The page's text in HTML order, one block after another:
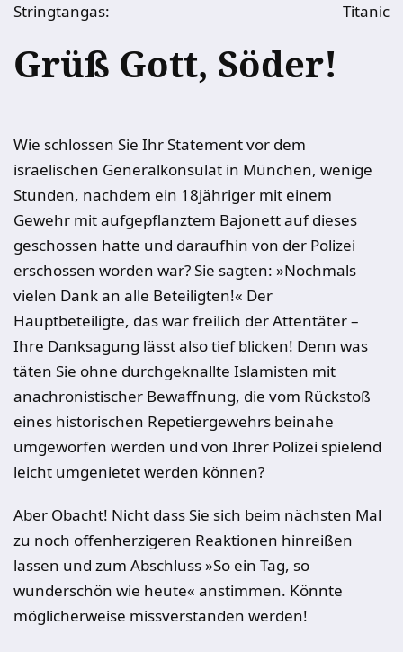
Stringtangas:
Titanic
Grüß Gott, Söder!
Wie schlossen Sie Ihr Statement vor dem
israelischen Generalkonsulat in München, wenige
Stunden, nachdem ein 18jähriger mit einem
Gewehr mit aufgepflanztem Bajonett auf dieses
geschossen hatte und daraufhin von der Polizei
erschossen worden war? Sie sagten: »Nochmals
vielen Dank an alle Beteiligten!« Der
Hauptbeteiligte, das war freilich der Attentäter –
Ihre Danksagung lässt also tief blicken! Denn was
täten Sie ohne durchgeknallte Islamisten mit
anachronistischer Bewaffnung, die vom Rückstoß
eines historischen Repetiergewehrs beinahe
umgeworfen werden und von Ihrer Polizei spielend
leicht umgenietet werden können?
Aber Obacht! Nicht dass Sie sich beim nächsten Mal
zu noch offenherzigeren Reaktionen hinreißen
lassen und zum Abschluss »So ein Tag, so
wunderschön wie heute« anstimmen. Könnte
möglicherweise missverstanden werden!